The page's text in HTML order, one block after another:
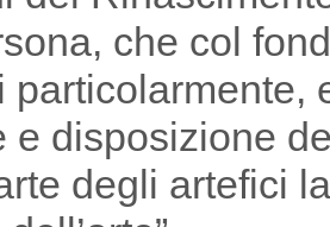
che col
particolarmente,
e disposizione
degli artefici